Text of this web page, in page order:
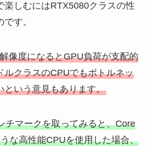
楽しむにはRTX5080クラスの性
す。
像度になるとGPU負荷が支配的
ルクラスのCPUでもボトルネッ
という意見もあります。
チマークを取ってみると、Core
な高性能CPUを使用した場合、